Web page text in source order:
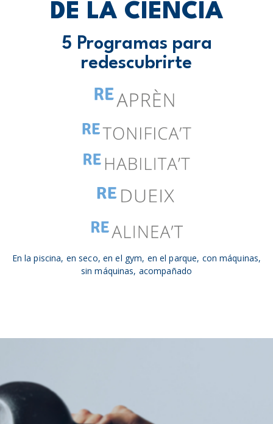
DE LA CIENCIA
5 Programas para
redescubrirte
En la piscina, en seco, en el gym, en el parque, con máquinas,
sin máquinas, acompañado